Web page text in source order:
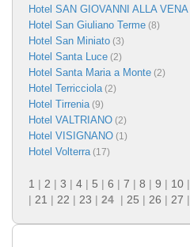
Hotel SAN GIOVANNI ALLA VENA
Hotel San Giuliano Terme (8)
Hotel San Miniato (3)
Hotel Santa Luce (2)
Hotel Santa Maria a Monte (2)
Hotel Terricciola(2)
Hotel Tirrenia(9)
Hotel VALTRIANO (2)
Hotel VISIGNANO (1)
Hotel Volterra(17)
1 | 2 | 3 | 4 | 5 | 6 | 7 | 8 | 9 | 10 |
| 21 | 22 | 23 | 24 | 25 | 26 | 27 |